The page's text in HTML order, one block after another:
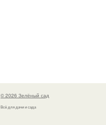
© 2026 Зелёный сад
Всё для дачи и сада